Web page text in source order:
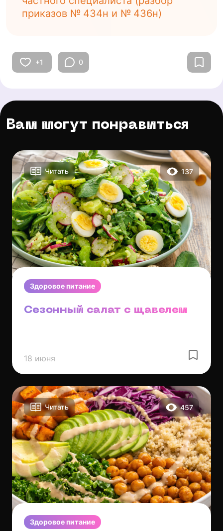
приказов № 434н и № 436н)
+1 0
Вам могут понравиться
Читать 137
Здоровое питание
Сезонный салат с щавелем
18 июня
Читать 457
Здоровое питание